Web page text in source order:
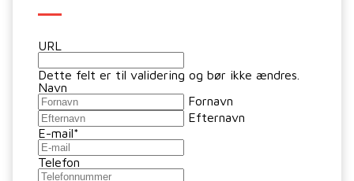
URL
Dette felt er til validering og bør ikke ændres.
Navn
Fornavn
Efternavn
E-mail*
Telefon